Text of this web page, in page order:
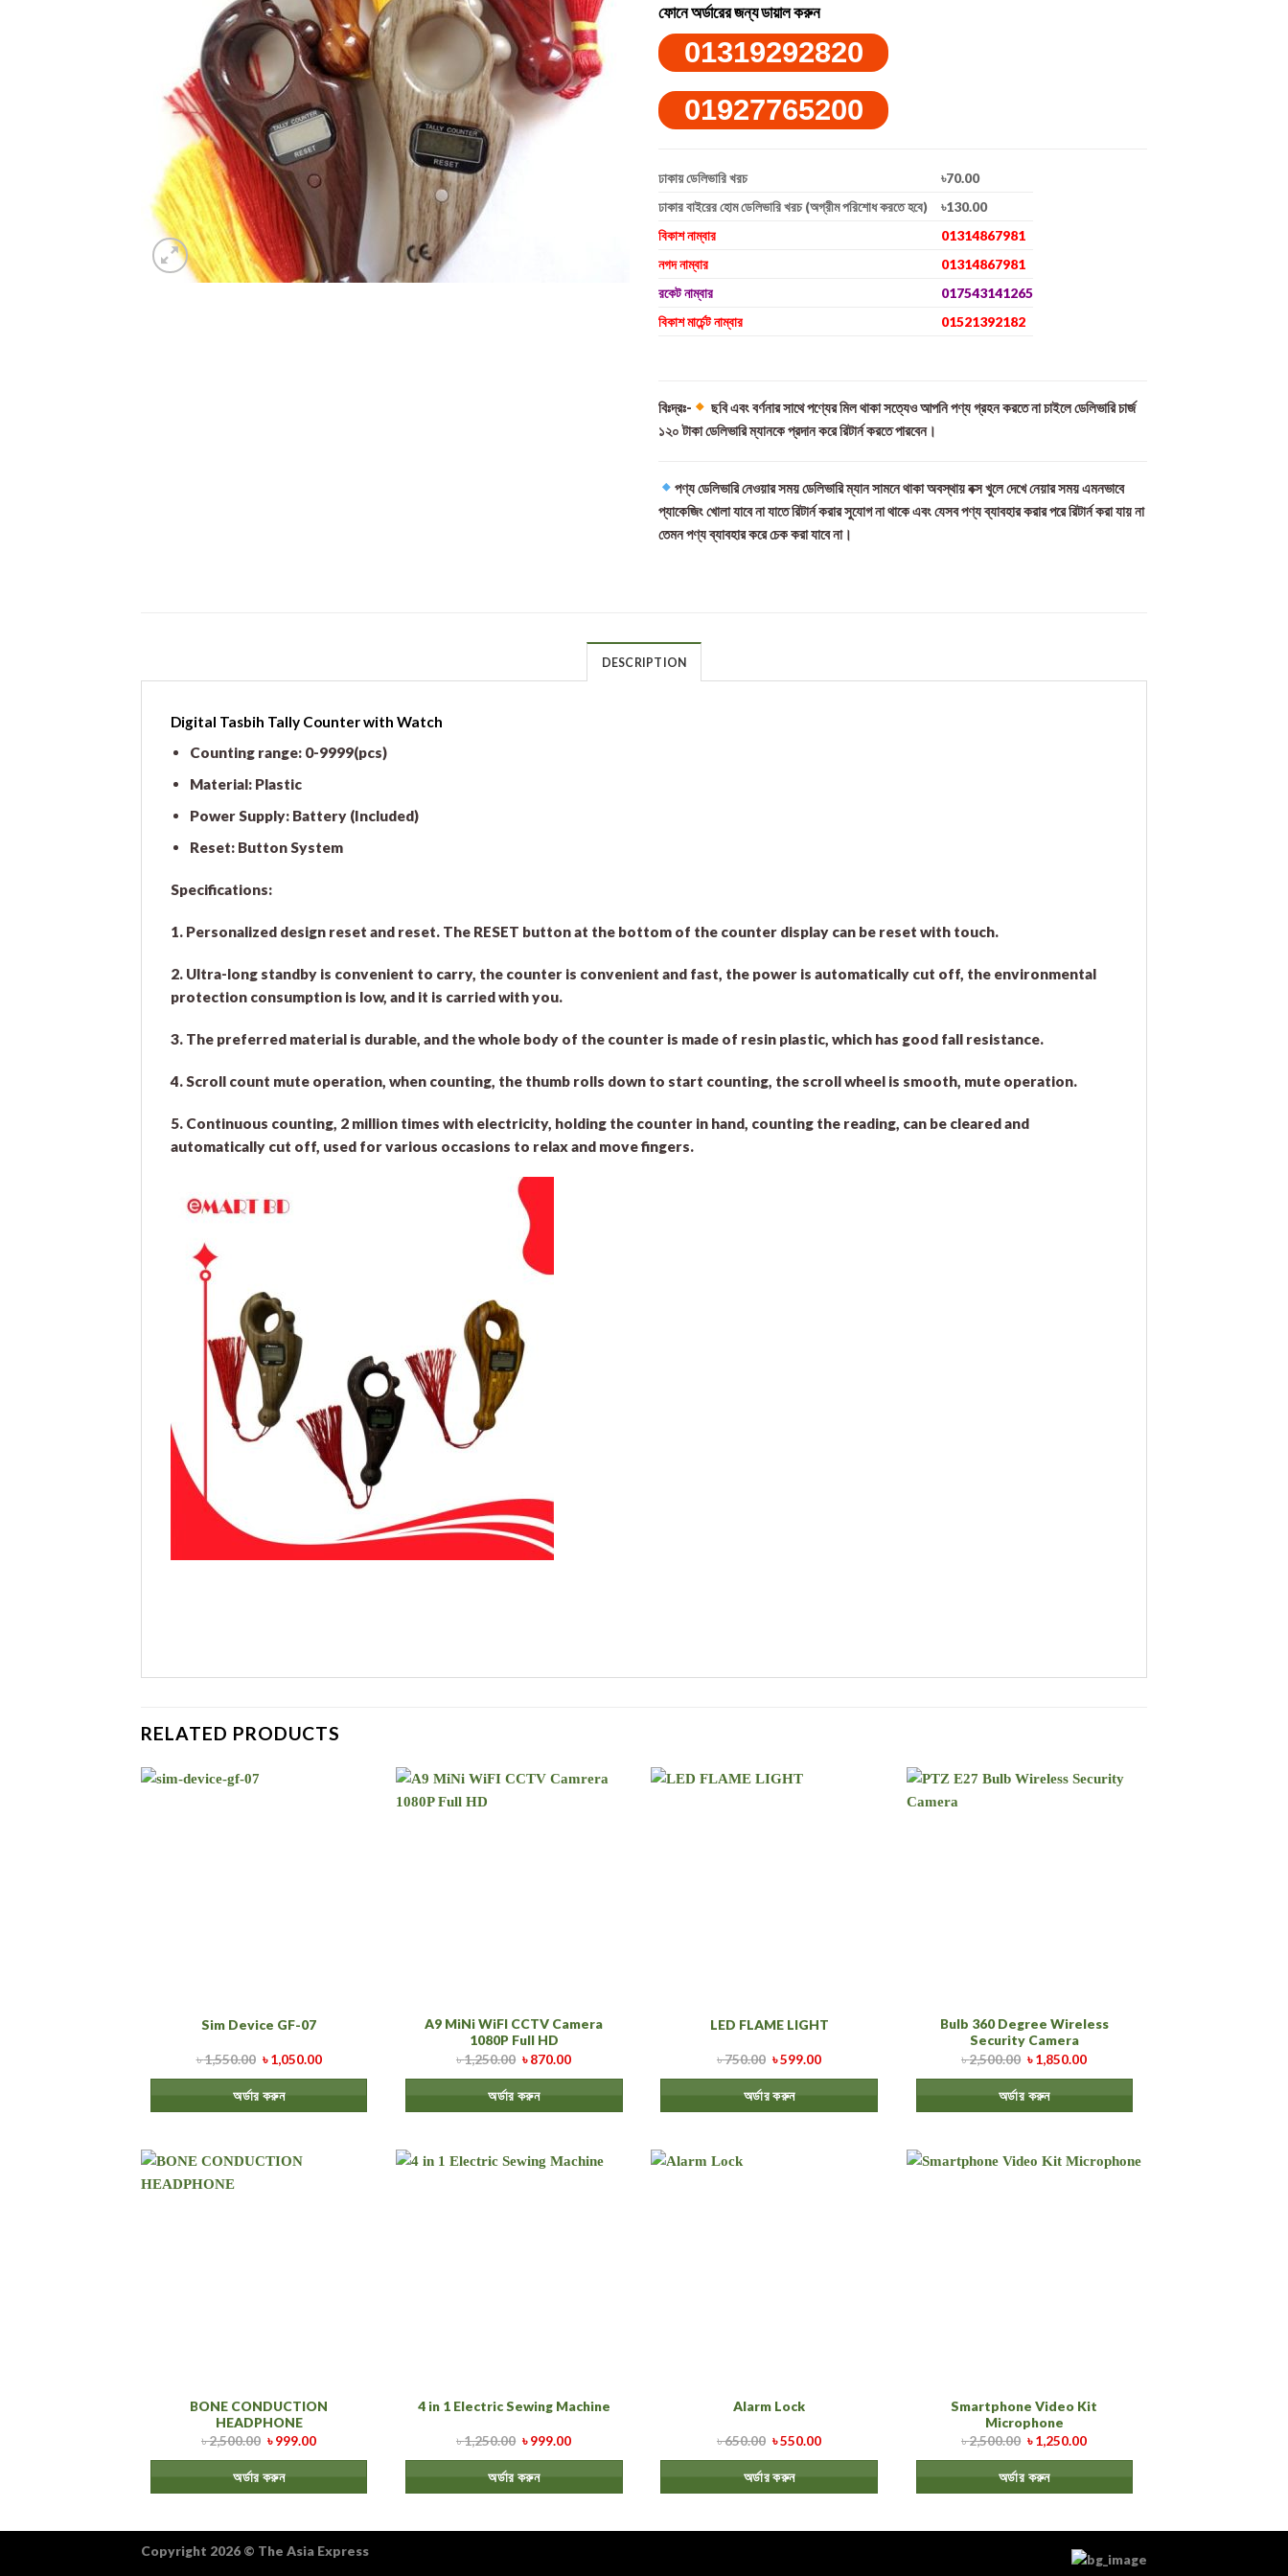
ফোনে অর্ডারের জন্য ডায়াল করুন
01319292820
01927765200
ঢাকায় ডেলিভারি খরচ
৳70.00
ঢাকার বাইরের হোম ডেলিভারি খরচ (অগ্রীম পরিশোধ করতে হবে)
৳130.00
বিকাশ নাম্বার
01314867981
নগদ নাম্বার
01314867981
রকেট নাম্বার
017543141265
বিকাশ মার্চেন্ট নাম্বার
01521392182
বিঃদ্রঃ-
ছবি এবং বর্ণনার সাথে পণ্যের মিল থাকা সত্যেও আপনি পণ্য গ্রহন করতে না চাইলে ডেলিভারি চার্জ
১২০ টাকা ডেলিভারি ম্যানকে প্রদান করে রিটার্ন করতে পারবেন।
পণ্য ডেলিভারি নেওয়ার সময় ডেলিভারি ম্যান সামনে থাকা অবস্থায় বক্স খুলে দেখে নেয়ার সময় এমনভাবে
প্যাকেজিং খোলা যাবে না যাতে রিটার্ন করার সুযোগ না থাকে এবং যেসব পণ্য ব্যাবহার করার পরে রিটার্ন করা যায় না
তেমন পণ্য ব্যাবহার করে চেক করা যাবে না।
DESCRIPTION
Digital Tasbih Tally Counter with Watch
Counting range: 0-9999(pcs)
Material: Plastic
Power Supply: Battery (Included)
Reset: Button System
Specifications:
1. Personalized design reset and reset. The RESET button at the bottom of the counter display can be reset with touch.
2. Ultra-long standby is convenient to carry, the counter is convenient and fast, the power is automatically cut off, the environmental
protection consumption is low, and it is carried with you.
3. The preferred material is durable, and the whole body of the counter is made of resin plastic, which has good fall resistance.
4. Scroll count mute operation, when counting, the thumb rolls down to start counting, the scroll wheel is smooth, mute operation.
5. Continuous counting, 2 million times with electricity, holding the counter in hand, counting the reading, can be cleared and
automatically cut off, used for various occasions to relax and move fingers.
RELATED PRODUCTS
Sim Device GF-07
৳1,550.00 ৳1,050.00
অর্ডার করুন
A9 MiNi WiFI CCTV Camera
1080P Full HD
৳1,250.00 ৳870.00
অর্ডার করুন
LED FLAME LIGHT
৳750.00 ৳599.00
অর্ডার করুন
Bulb 360 Degree Wireless
Security Camera
৳2,500.00 ৳1,850.00
অর্ডার করুন
BONE CONDUCTION
HEADPHONE
৳2,500.00 ৳999.00
অর্ডার করুন
4 in 1 Electric Sewing Machine
৳1,250.00 ৳999.00
অর্ডার করুন
Alarm Lock
৳650.00 ৳550.00
অর্ডার করুন
Smartphone Video Kit
Microphone
৳2,500.00 ৳1,250.00
অর্ডার করুন
Copyright 2026 © The Asia Express